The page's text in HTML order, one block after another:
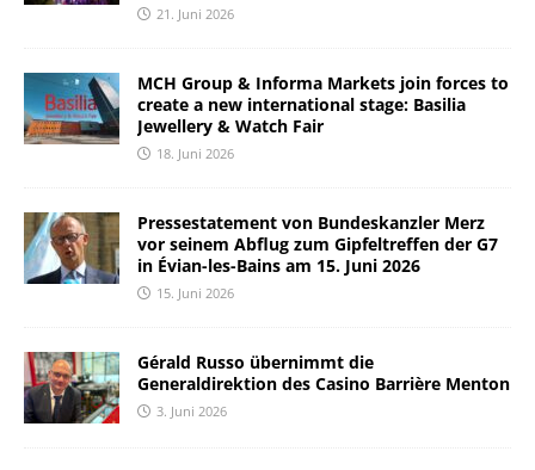
21. Juni 2026
MCH Group & Informa Markets join forces to
create a new international stage: Basilia
Jewellery & Watch Fair
18. Juni 2026
Pressestatement von Bundeskanzler Merz
vor seinem Abflug zum Gipfeltreffen der G7
in Évian-les-Bains am 15. Juni 2026
15. Juni 2026
Gérald Russo übernimmt die
Generaldirektion des Casino Barrière Menton
3. Juni 2026